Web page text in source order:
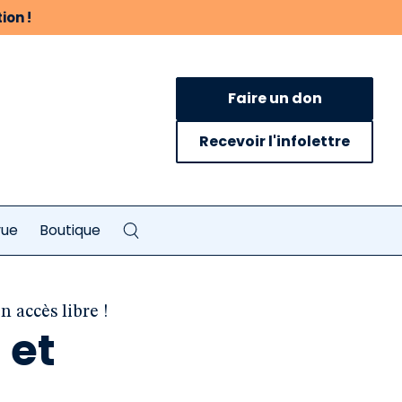
!
Faire un don
Recevoir l'infolettre
Boutique
accès libre !
et